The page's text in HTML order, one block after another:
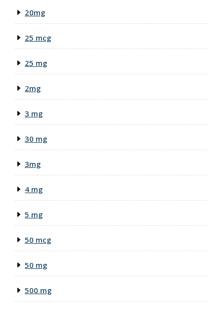
20mg
25 mcg
25 mg
2mg
3 mg
30 mg
3mg
4 mg
5 mg
50 mcg
50 mg
500 mg